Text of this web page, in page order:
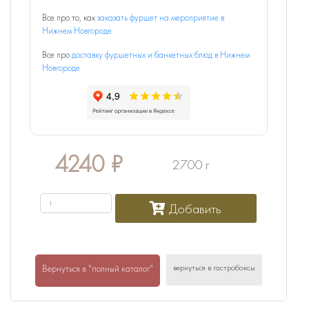
Все про то, какзаказать фуршет на мероприятие в
Нижнем Новгороде
Все продоставку фуршетных и банкетных блюд в Нижнем
Новгороде
4240₽ 2700 г
Добавить
Вернуться в "полный каталог" вернуться в гастробоксы